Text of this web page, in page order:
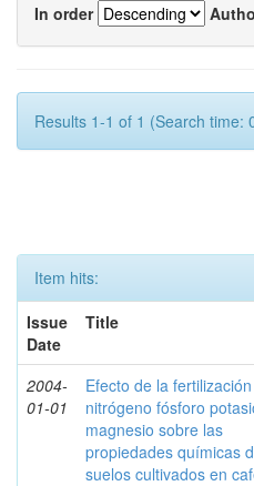
In order
Results 1-1 of 1 (Search time:
Item hits:
Issue
Date
Title
2004-
01-01
Efecto de la
nitrógeno fósforo
magnesio sobre las
propiedades químicas
suelos cultivados en